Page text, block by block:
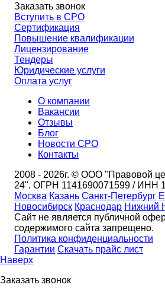
Заказать звонок
Вступить в СРО
Сертификация
Повышение квалификации
Лицензирование
Тендеры
Юридические услуги
Оплата услуг
О компании
Вакансии
Отзывы
Блог
Новости СРО
Контакты
2008 - 2026г. © ООО "Правовой
24". ОГРН 1141690071599 / ИНН
Москва Казань Санкт-Петербург
Новосибирск Краснодар Нижний
Сайт не является публичной
содержимого сайта запрещено.
Политика конфиденциальности
Гарантии Скачать прайс лист
Наверх
Заказать звонок